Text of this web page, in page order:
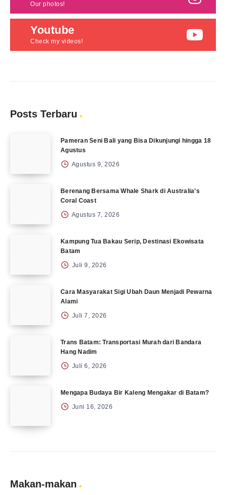
Our photos!
Youtube
Check my videos!
Posts Terbaru
Pameran Seni Bali yang Bisa Dikunjungi hingga 18
Agustus
Agustus 9, 2026
Berenang Bersama Whale Shark di Australia’s
Coral Coast
Agustus 7, 2026
Kampung Tua Bakau Serip, Destinasi Ekowisata
Batam
Juli 9, 2026
Cara Masyarakat Sigi Ubah Daun Menjadi Pewarna
Alami
Juli 7, 2026
Trans Batam: Transportasi Murah dari Bandara
Hang Nadim
Juli 6, 2026
Mengapa Budaya Bir Kaleng Mengakar di Batam?
Juni 16, 2026
Makan-makan